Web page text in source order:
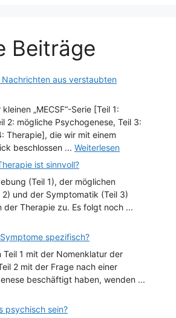
Beiträge
Nachrichten aus verstaubten
„MECSF“-Serie [Teil 1:
2: mögliche Psychogenese, Teil 3:
Therapie], die wir mit einem
beschlossen ... Weiterlesen
ist sinnvoll?
(Teil 1), der möglichen
2) und der Symptomatik (Teil 3)
der Therapie zu. Es folgt noch ...
Symptome spezifisch?
Teil 1 mit der Nomenklatur der
2 mit der Frage nach einer
beschäftigt haben, wenden ...
psychisch sein?